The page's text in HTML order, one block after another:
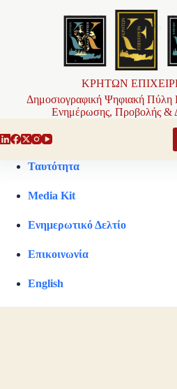
ΚΡΗΤΩΝ
Δημοσιογραφική Ψηφιακή Πύλη
Ενημέρωσης, Προβολής &
Ταυτότητα
Media Kit
Ενημερωτικό Δελτίο
Επικοινωνία
English